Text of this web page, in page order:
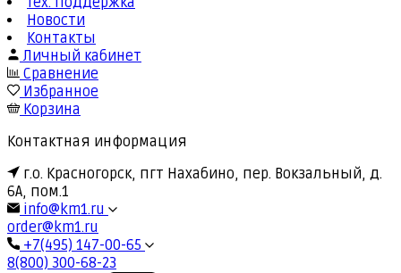
Новости
Контакты
Личный кабинет
Сравнение
Избранное
Корзина
Контактная информация
г.о. Красногорск, пгт Нахабино, пер. Вокзальный, д.
6А, пом.1
info@km1.ru
order@km1.ru
+7(495) 147-00-65
8(800) 300-68-23